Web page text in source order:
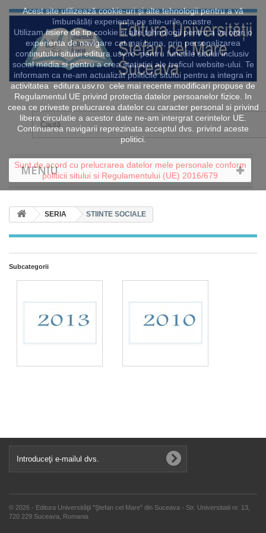
Acest site utilizează cookie-uri și alte tehnologii pentru a vă
îmbunătăți experiența pe site-urile noastre.
Utilizam fisiere de tip cookie si alte tehnologii pentru a va oferi o
experienta de navigare cat mai buna, prin personalizarea
continutului sitului editura.usv.ro pentru functiile sitului inclusiv
social media si pentru a crea statistici ale traficul website-ului. Te
informam ca ne-am actualizat politicile sitului pentru a integra in
activitatea editura.usv.ro cele mai recente modificari propuse de
Regulamentul UE privind protectia datelor persoanelor fizice. In
ceea ce priveste prelucrarea datelor cu caracter personal si privind
libera circulatie a acestor date ne-am intergrat cerintelor UE.
Continuarea navigarii reprezinata acceptul dvs. privind aceste
politici.
Sunt de acord cu prelucrarea datelor mele personale conform
politicii sitului si Regulamentului (UE) 2016/679
MENIU
SERIA STIINTE SOCIALE
Subcategorii
© 2026 - Editura Universităţii "Ştefan cel Mare" din Suceava - Str. Universitatii nr. 13,
720 229 Suceava, Romania